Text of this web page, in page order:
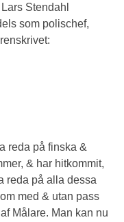
Stendahl
som polischef,
reda på finska &
& har hitkommit,
reda på alla dessa
med & utan pass
Målare. Man kan nu